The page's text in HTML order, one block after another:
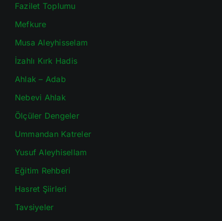
Fazilet Toplumu
Mefkure
Musa Aleyhisselam
İzahlı Kırk Hadis
Ahlak – Adab
Nebevi Ahlak
Ölçüler Dengeler
Ummandan Katreler
Yusuf Aleyhisellam
Eğitim Rehberi
Hasret Şiirleri
Tavsiyeler